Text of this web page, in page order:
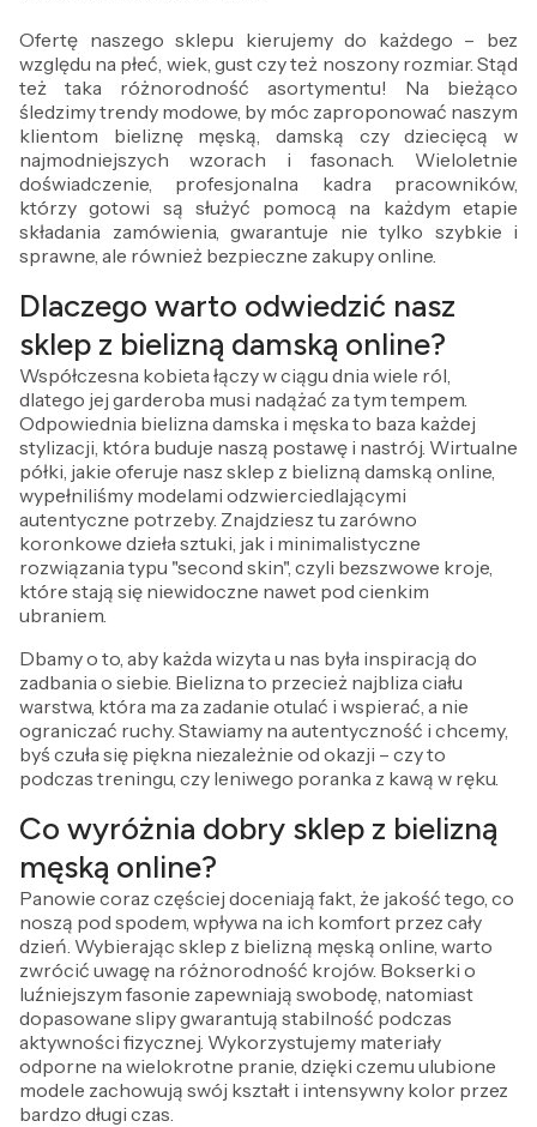
Ofertę naszego sklepu kierujemy do każdego – bez
względu na płeć, wiek, gust czy też noszony rozmiar. Stąd
też taka różnorodność asortymentu! Na bieżąco
śledzimy trendy modowe, by móc zaproponować naszym
klientom bieliznę męską, damską czy dziecięcą w
najmodniejszych wzorach i fasonach. Wieloletnie
doświadczenie, profesjonalna kadra pracowników,
którzy gotowi są służyć pomocą na każdym etapie
składania zamówienia, gwarantuje nie tylko szybkie i
sprawne, ale również bezpieczne zakupy online.
Dlaczego warto odwiedzić nasz
sklep z bielizną damską online?
Współczesna kobieta łączy w ciągu dnia wiele ról,
dlatego jej garderoba musi nadążać za tym tempem.
Odpowiednia bielizna damska i męska to baza każdej
stylizacji, która buduje naszą postawę i nastrój. Wirtualne
półki, jakie oferuje nasz sklep z bielizną damską online,
wypełniliśmy modelami odzwierciedlającymi
autentyczne potrzeby. Znajdziesz tu zarówno
koronkowe dzieła sztuki, jak i minimalistyczne
rozwiązania typu "second skin", czyli bezszwowe kroje,
które stają się niewidoczne nawet pod cienkim
ubraniem.
Dbamy o to, aby każda wizyta u nas była inspiracją do
zadbania o siebie. Bielizna to przecież najbliza ciału
warstwa, która ma za zadanie otulać i wspierać, a nie
ograniczać ruchy. Stawiamy na autentyczność i chcemy,
byś czuła się piękna niezależnie od okazji – czy to
podczas treningu, czy leniwego poranka z kawą w ręku.
Co wyróżnia dobry sklep z bielizną
męską online?
Panowie coraz częściej doceniają fakt, że jakość tego, co
noszą pod spodem, wpływa na ich komfort przez cały
dzień. Wybierając sklep z bielizną męską online, warto
zwrócić uwagę na różnorodność krojów. Bokserki o
luźniejszym fasonie zapewniają swobodę, natomiast
dopasowane slipy gwarantują stabilność podczas
aktywności fizycznej. Wykorzystujemy materiały
odporne na wielokrotne pranie, dzięki czemu ulubione
modele zachowują swój kształt i intensywny kolor przez
bardzo długi czas.